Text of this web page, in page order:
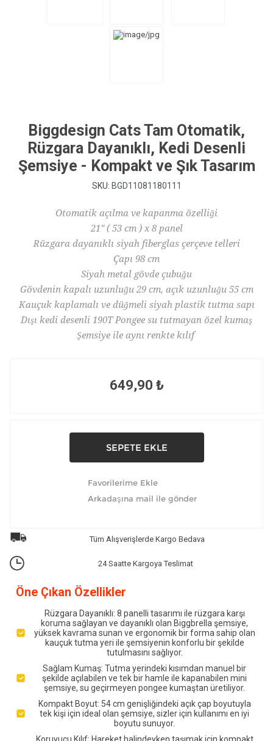
Biggdesign Cats Tam Otomatik,
Rüzgara Dayanıklı, Kedi Desenli
Şemsiye - Kompakt ve Şık Tasarım
SKU: BGD11081180111
Otomatik açılma ve kapanma özelliği
21" ( 53 cm ) x 8 panel
Rüzgara dayanıklı siyah fiberglas çerçeve telleri
Çapı 98 cm
Siyah metal gövde çubuğu
Gövdenin kapalı uzunluğu 29 cm, açık uzunluğu 55 cm
Kauçuk kaplamalı ve düğmeli siyah plastik tutma sapı
Dışı kedi desenli 190T Pongee su tutmayan özel kumaş
Şemsiye ile aynı renkte kılıf
649,90 ₺
Tüm Alışverişlerde Kargo Bedava
24 Saatte Kargoya Teslimat
Öne Çıkan Özellikler
Rüzgara Dayanıklı: 8 panelli tasarımı ile rüzgara karşı
koruma sağlayan ve dayanıklı olan Biggbrella şemsiye,
yüksek kavrama sunan ve ergonomik bir forma sahip olan
kauçuk tutma yeri ile şemsiyenin konforlu bir şekilde
tutulmasını sağlıyor.
Sağlam Kumaş: Tutma yerindeki kısımdan manuel bir
şekilde açılabilen ve tek bir hamle ile kapanabilen mini
şemsiye, su geçirmeyen pongee kumaştan üretiliyor.
Kompakt Boyut: 54 cm genişliğindeki açık çap boyutuyla
tek kişi için ideal olan şemsiye, sizler için kullanımı en iyi
boyutu sunuyor.
Koruyucu Kılıf: Hareket halindeyken taşımak için kompakt